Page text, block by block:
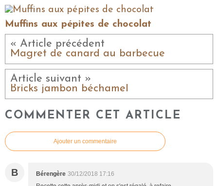
Muffins aux pépites de chocolat
« Article précédent
Magret de canard au barbecue
Article suivant »
Bricks jambon béchamel
COMMENTER CET ARTICLE
Ajouter un commentaire
B Bérengère 30/12/2018 17:16